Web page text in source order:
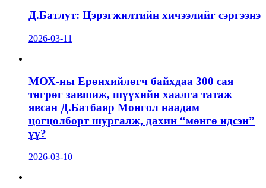
Д.Батлут: Цэрэгжилтийн хичээлийг сэргээнэ
2026-03-11
МОХ-ны Ерөнхийлөгч байхдаа 300 сая
төгрөг завшиж, шүүхийн хаалга татаж
явсан Д.Батбаяр Монгол наадам
цогцолборт шургалж, дахин “мөнгө идсэн”
үү?
2026-03-10